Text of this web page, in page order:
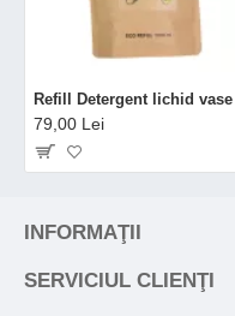
79,00 Lei
INFORMAŢII
SERVICIUL CLIENŢI